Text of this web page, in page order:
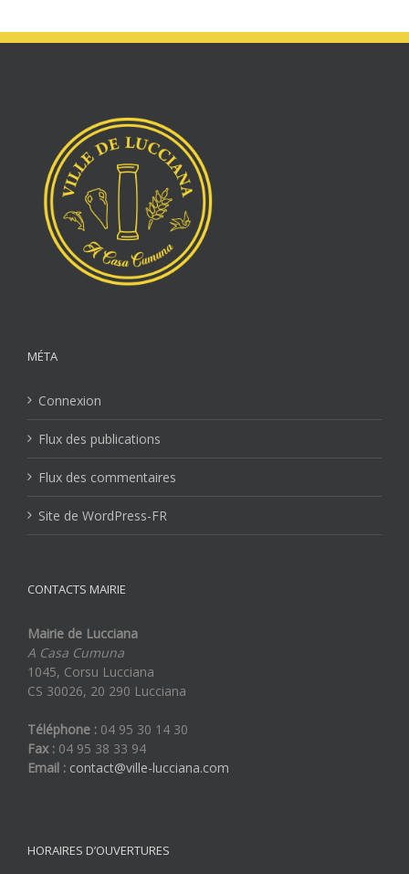
MÉTA
Connexion
Flux des publications
Flux des commentaires
Site de WordPress-FR
CONTACTS MAIRIE
Mairie de Lucciana
A Casa Cumuna
1045, Corsu Lucciana
CS 30026, 20 290 Lucciana
Téléphone : 04 95 30 14 30
Fax : 04 95 38 33 94
Email : contact@ville-lucciana.com
HORAIRES D’OUVERTURES